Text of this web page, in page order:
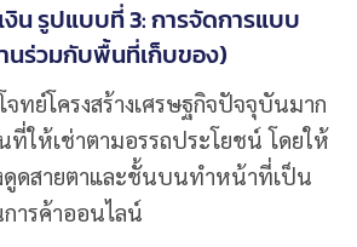
งิน รูปแบบที่ 3: การจัดการแบบ
นร่วมกับพื้นที่เก็บของ)
ทย์โครงสร้างเศรษฐกิจปัจจุบันมาก
ให้เช่าตามอรรถประโยชน์ โดยให้
ดสายตาและชั้นบนทำหน้าที่เป็น
ารค้าออนไลน์